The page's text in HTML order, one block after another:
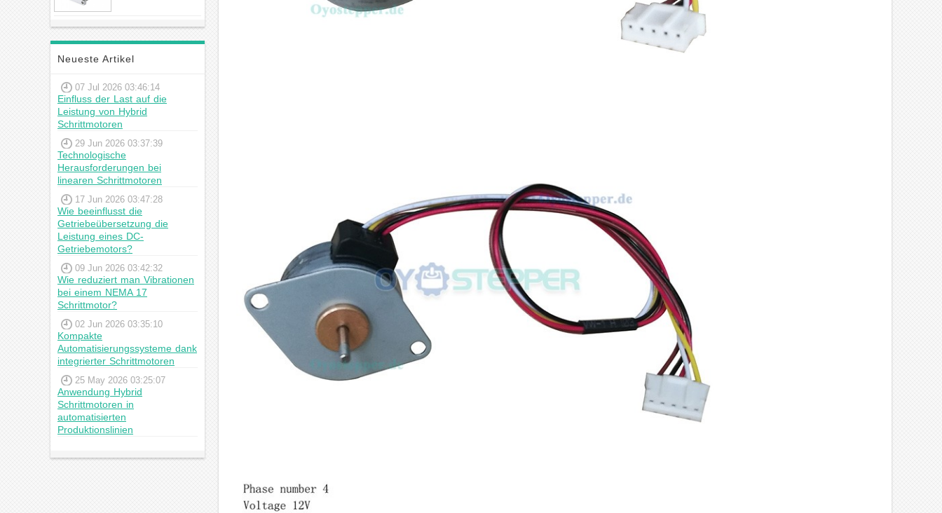
Neueste Artikel
07 Jul 2026 03:46:14
Einfluss der Last auf die
Leistung von Hybrid
Schrittmotoren
29 Jun 2026 03:37:39
Technologische
Herausforderungen bei
linearen Schrittmotoren
17 Jun 2026 03:47:28
Wie beeinflusst die
Getriebeübersetzung die
Leistung eines DC-
Getriebemotors?
09 Jun 2026 03:42:32
Wie reduziert man Vibrationen
bei einem NEMA 17
Schrittmotor?
02 Jun 2026 03:35:10
Kompakte
Automatisierungssysteme dank
integrierter Schrittmotoren
25 May 2026 03:25:07
Anwendung Hybrid
Schrittmotoren in
automatisierten
Produktionslinien